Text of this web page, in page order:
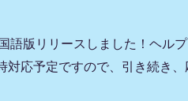
版リリースしました！ヘル
対応予定ですので、引き続き、